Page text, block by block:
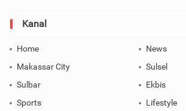
Kanal
Home
News
Makassar City
Sulsel
Sulbar
Ekbis
Sports
Lifestyle